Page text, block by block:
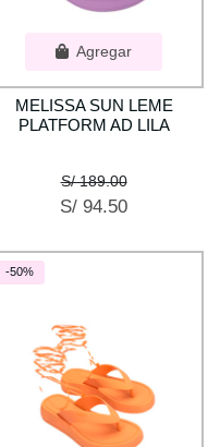
Agregar
MELISSA SUN LEME
PLATFORM AD LILA
S/ 189.00
S/ 94.50
-50%